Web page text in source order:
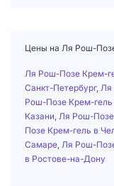
Цены на Ля Рош-
Ля Рош-Позе Крем-
Санкт-Петербург, Ля
Рош-Позе Крем-гель
Казани Ля Рош-
Позе Крем-гель в
Самаре Ля Рош-
в Ростове-на-Дону